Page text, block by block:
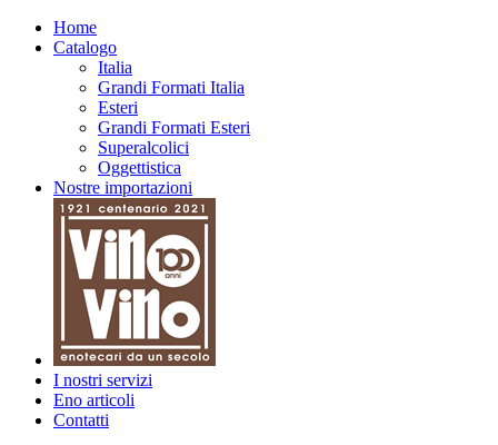
Home
Catalogo
Italia
Grandi Formati Italia
Esteri
Grandi Formati Esteri
Superalcolici
Oggettistica
Nostre importazioni
I nostri servizi
Eno articoli
Contatti